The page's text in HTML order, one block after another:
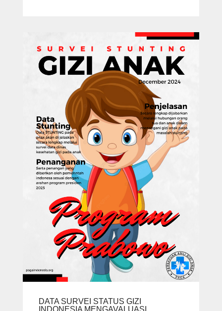
DATA SURVEI STATUS GIZI
INDONESIA MENGAVALUASI